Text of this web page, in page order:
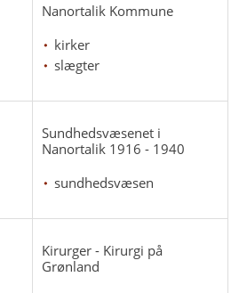
Nanortalik Kommune
kirker
slægter
Sundhedsvæsenet i
Nanortalik 1916 - 1940
sundhedsvæsen
Kirurger - Kirurgi på
Grønland